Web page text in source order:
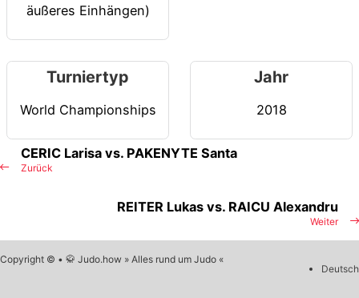
äußeres Einhängen)
Turniertyp
World Championships
Jahr
2018
Zurück
CERIC Larisa vs. PAKENYTE Santa
Weiter
REITER Lukas vs. RAICU Alexandru
Copyright © • 🥋 Judo.how » Alles rund um Judo «
Deutsch